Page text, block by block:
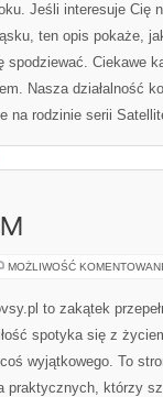
Jeśli interesuje Cię
ten opis pokaże,
spodziewać. Ciekawe
Nasza działalność
na rodzinie serii
MOŻLIWOŚĆ
to zakątek
spotyka się z
wyjątkowego. To
praktycznych, którzy